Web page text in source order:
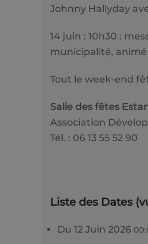
Johnny Hallyday
14 juin : 10h30 :
municipalité,
Tout le week-end
Salle des fêtes
Association
Tél. : 06 13 55 52 90
Liste des Dates
Du 12 Juin 2026